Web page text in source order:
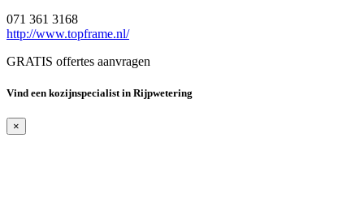
071 361 3168
http://www.topframe.nl/
GRATIS offertes aanvragen
Vind een kozijnspecialist in Rijpwetering
×